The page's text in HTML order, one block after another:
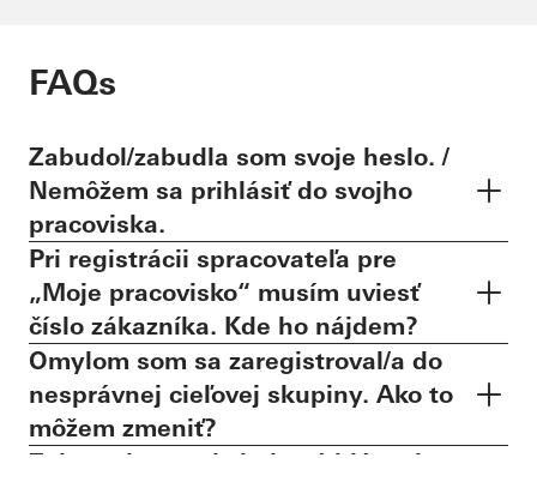
FAQs
Zabudol/zabudla som svoje heslo. /
Nemôžem sa prihlásiť do svojho
pracoviska.
Pri registrácii spracovateľa pre
„Moje pracovisko“ musím uviesť
číslo zákazníka. Kde ho nájdem?
Omylom som sa zaregistroval/a do
nesprávnej cieľovej skupiny. Ako to
môžem zmeniť?
Zobrazuje sa mi chybové hlásenie: